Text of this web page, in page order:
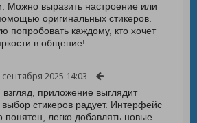
Можно выразить настроение или
оригинальных стикеров.
попробовать каждому, кто хочет
в общение!
сентября 2025 14:03
приложение выглядит
выбор стикеров радует. Интерфейс
понятен, легко добавлять новые